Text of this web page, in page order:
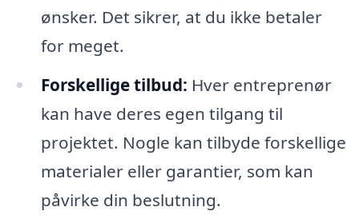
ønsker. Det sikrer, at du ikke betaler
for meget.
Forskellige tilbud: Hver entreprenør
kan have deres egen tilgang til
projektet. Nogle kan tilbyde forskellige
materialer eller garantier, som kan
påvirke din beslutning.